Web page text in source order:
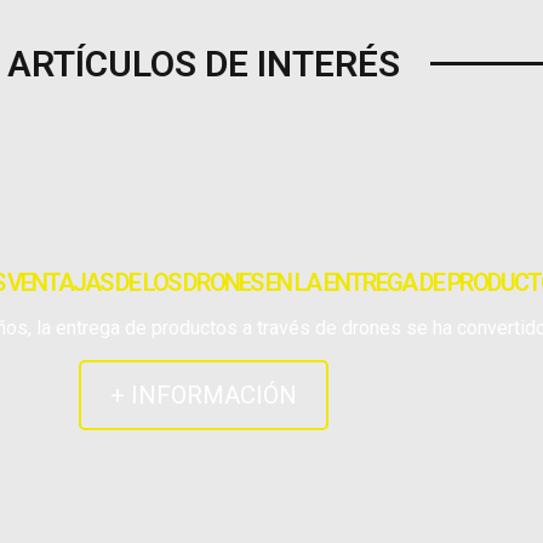
ARTÍCULOS DE INTERÉS
DE LOS DRONES EN LA ENTREGA DE